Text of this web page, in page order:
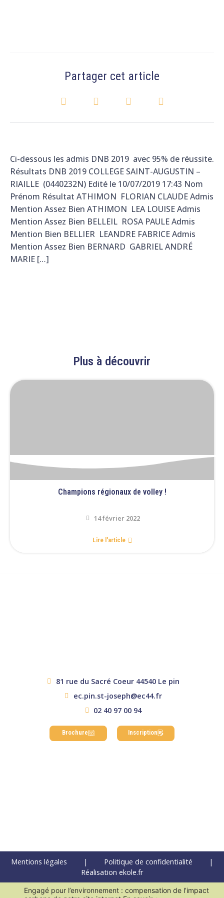
Partager cet article
Ci-dessous les admis DNB 2019 avec 95% de réussite.
Résultats DNB 2019 COLLEGE SAINT-AUGUSTIN –
RIAILLE (0440232N) Edité le 10/07/2019 17:43 Nom
Prénom Résultat ATHIMON FLORIAN CLAUDE Admis
Mention Assez Bien ATHIMON LEA LOUISE Admis
Mention Assez Bien BELLEIL ROSA PAULE Admis
Mention Bien BELLIER LEANDRE FABRICE Admis
Mention Assez Bien BERNARD GABRIEL ANDRÉ
MARIE […]
Plus à découvrir
Champions régionaux de volley !
14 février 2022
Lire l'article
81 rue du Sacré Coeur 44540 Le pin
ec.pin.st-joseph@ec44.fr
02 40 97 00 94
Brochure Inscription
Mentions légales | Politique de confidentialité
|
Réalisation ekole.fr
Engagé pour l’environnement : compensation de l’impact